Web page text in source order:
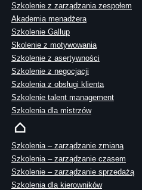
Szkolenie z zarządzania zespołem
Akademia menadżera
Szkolenie Gallup
Skolenie z motywowania
Szkolenie z asertywności
Szkolenie z negocjacji
Szkolenia z obsługi klienta
Szkolenie talent management
Szkolenia dla mistrzów
Szkolenia – zarządzanie zmianą
Szkolenia – zarządzanie czasem
Szkolenie – zarządzanie sprzedażą
Szkolenia dla kierowników